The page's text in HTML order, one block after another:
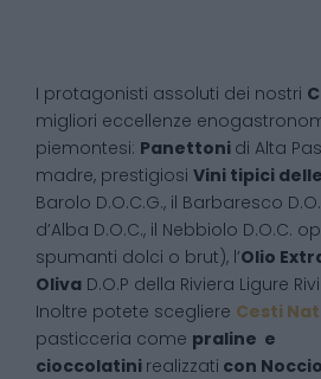
I protagonisti assoluti dei nostri
migliori eccellenze
piemontesi: Panettoni di Alta
madre, prestigiosi Vini tipici
Barolo D.O.C.G., il Barbaresco
d’Alba D.O.C., il Nebbiolo D.O.C.
spumanti dolci o brut), l’Olio
Oliva D.O.P della Riviera Ligure
Inoltre potete scegliere Cesti
pasticceria come praline e
cioccolatini realizzati con